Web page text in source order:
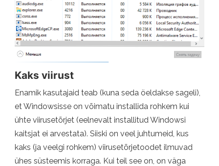
Kaks viirust
Enamik kasutajaid teab (kuna seda öeldakse sageli),
et Windowsisse on võimatu installida rohkem kui
ühte viirusetõrjet (eelnevalt installitud Windowsi
kaitsjat ei arvestata). Siiski on veel juhtumeid, kus
kaks (ja veelgi rohkem) viirusetõrjetoodet ilmuvad
ühes süsteemis korraga. Kui teil see on, on väga